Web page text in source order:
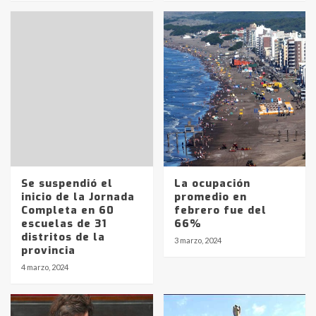
Se suspendió el
inicio de la Jornada
Completa en 60
escuelas de 31
distritos de la
provincia
4 marzo, 2024
La ocupación
promedio en
febrero fue del
66%
3 marzo, 2024
3
en la mañana del lunes